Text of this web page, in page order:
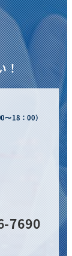
！
〜18：00）
7690